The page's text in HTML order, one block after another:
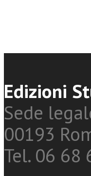
Edizioni
Sede
00193
Tel. 06 68